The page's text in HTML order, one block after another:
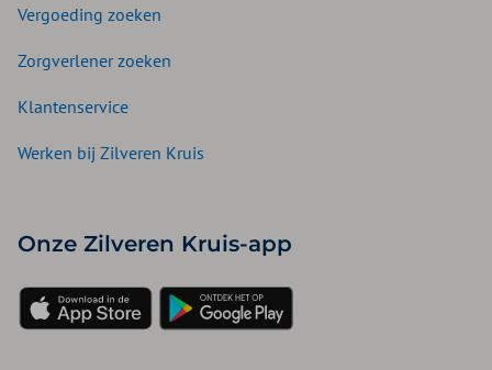
Vergoeding zoeken
Zorgverlener zoeken
Klantenservice
Werken bij Zilveren Kruis
Onze Zilveren Kruis-app